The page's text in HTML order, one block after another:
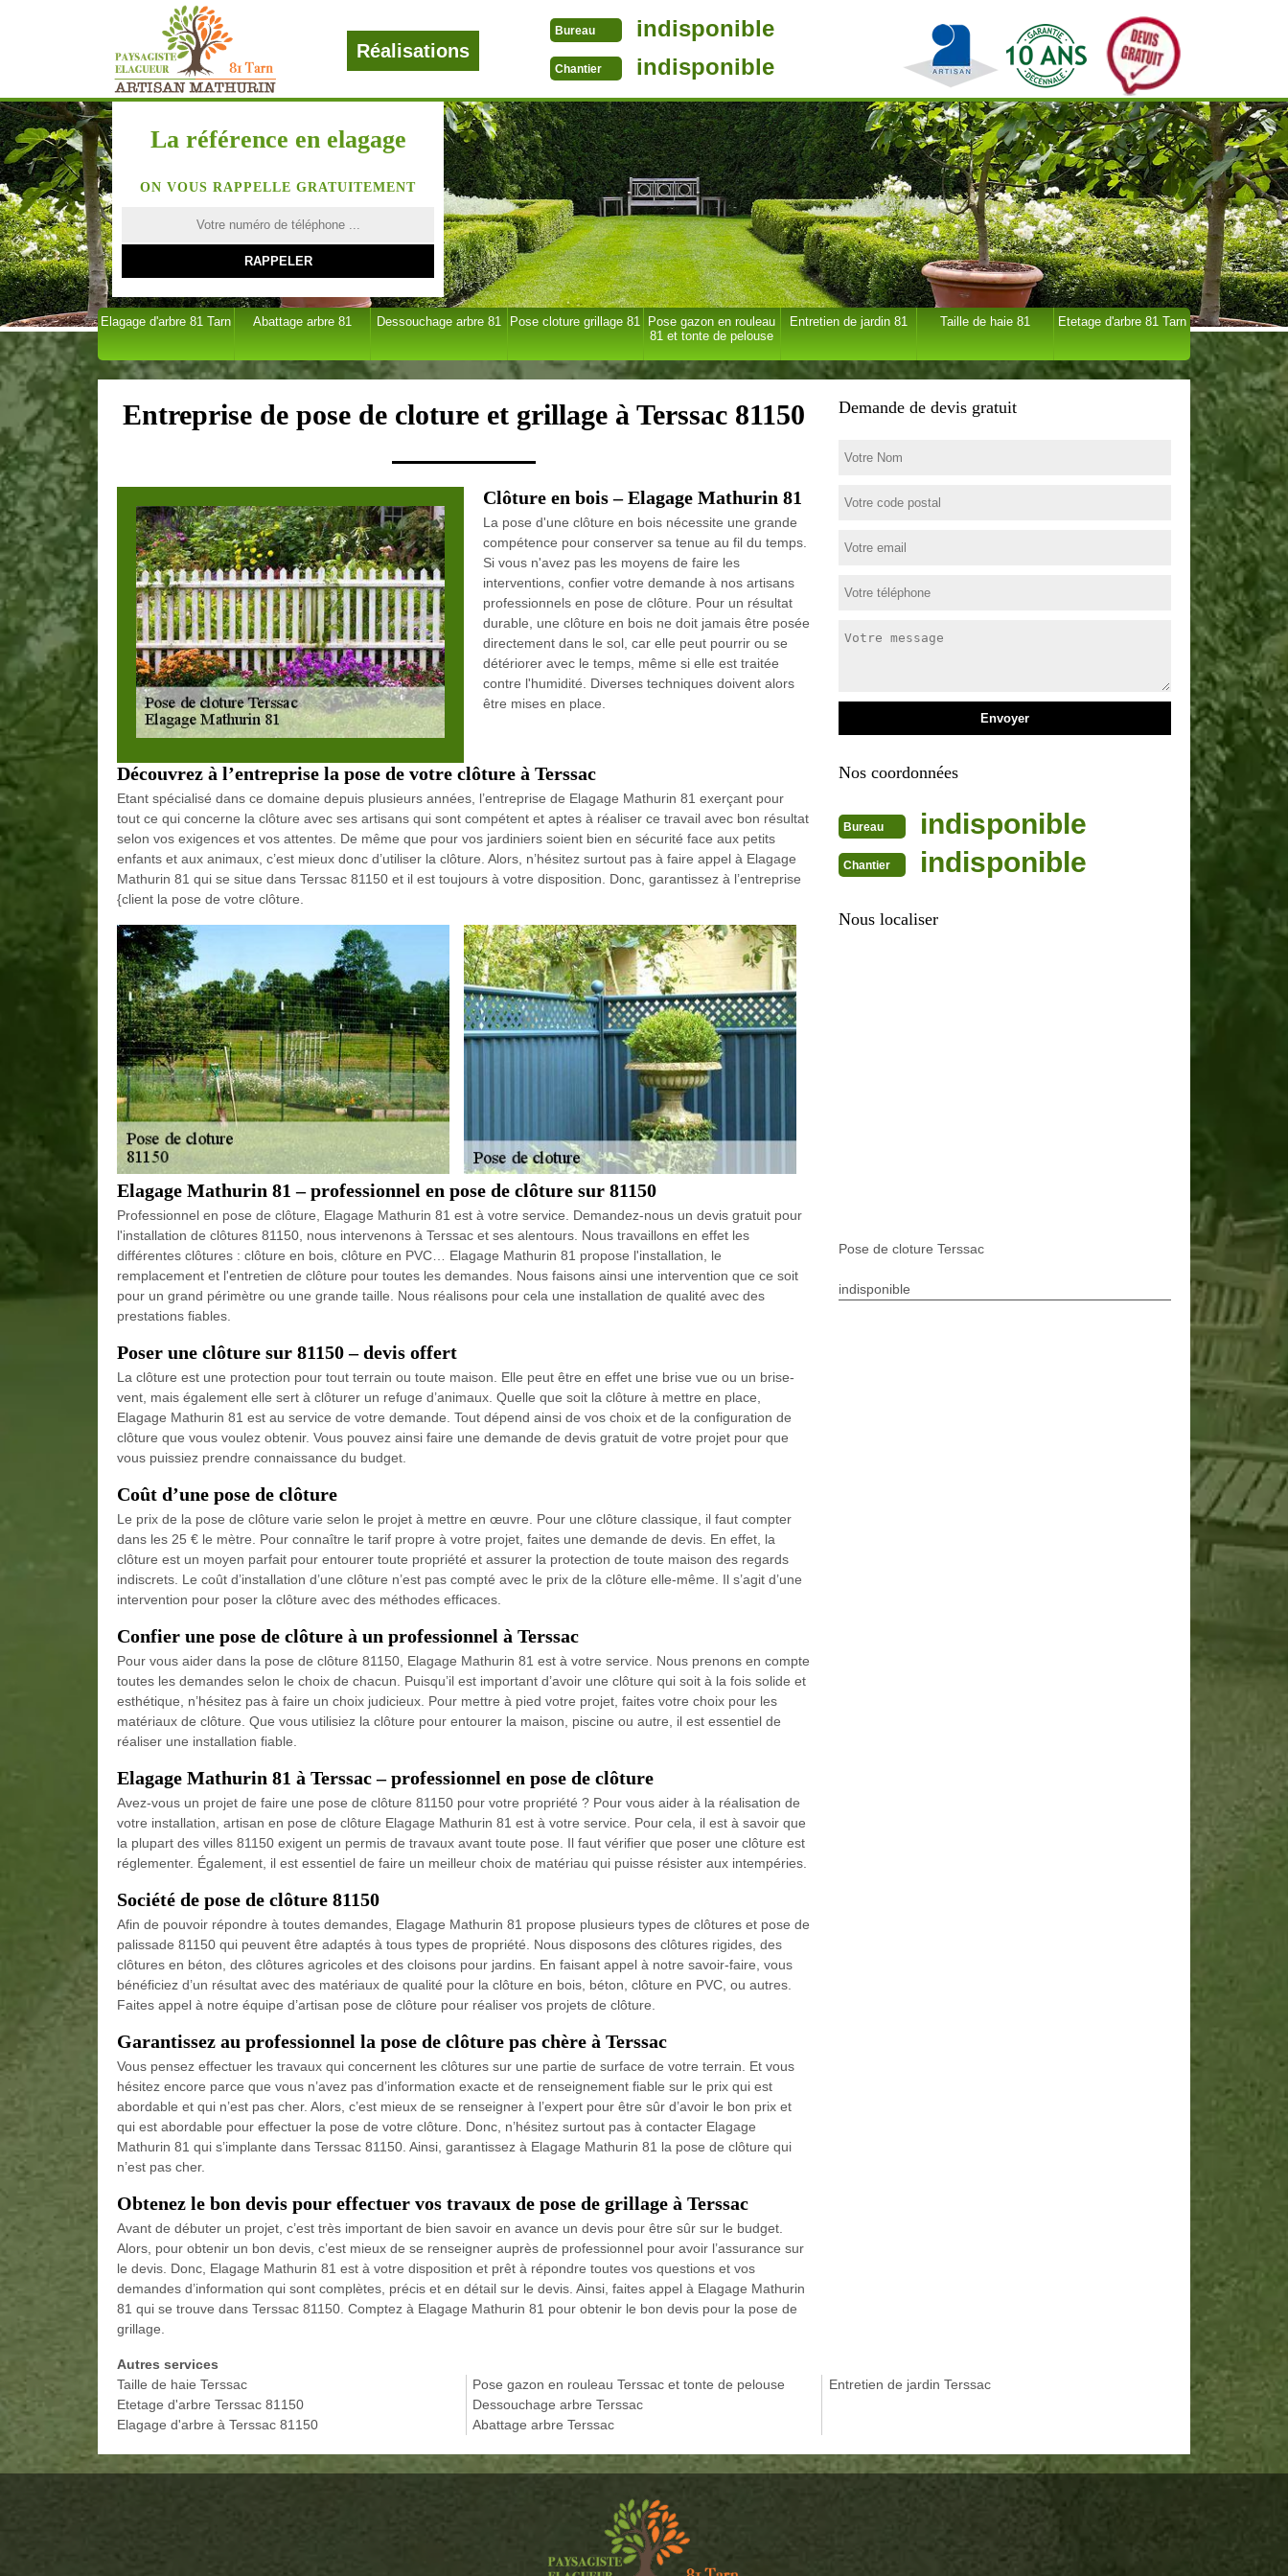
Réalisations
Bureau indisponible
Chantier indisponible
La référence en elagage
ON VOUS RAPPELLE GRATUITEMENT
Elagage d'arbre 81 Tarn Abattage arbre 81 Dessouchage arbre 81 Pose cloture grillage 81
Pose gazon en rouleau
81 et tonte de pelouse
Entretien de jardin 81 Taille de haie 81 Etetage d'arbre 81 Tarn
Entreprise de pose de cloture et grillage à Terssac 81150
Clôture en bois – Elagage Mathurin 81
La pose d'une clôture en bois nécessite une grande
compétence pour conserver sa tenue au fil du temps.
Si vous n'avez pas les moyens de faire les
interventions, confier votre demande à nos artisans
professionnels en pose de clôture. Pour un résultat
durable, une clôture en bois ne doit jamais être posée
directement dans le sol, car elle peut pourrir ou se
détériorer avec le temps, même si elle est traitée
contre l'humidité. Diverses techniques doivent alors
être mises en place.
Découvrez à l’entreprise la pose de votre clôture à Terssac
Etant spécialisé dans ce domaine depuis plusieurs années, l’entreprise de Elagage Mathurin 81 exerçant pour
tout ce qui concerne la clôture avec ses artisans qui sont compétent et aptes à réaliser ce travail avec bon résultat
selon vos exigences et vos attentes. De même que pour vos jardiniers soient bien en sécurité face aux petits
enfants et aux animaux, c’est mieux donc d’utiliser la clôture. Alors, n’hésitez surtout pas à faire appel à Elagage
Mathurin 81 qui se situe dans Terssac 81150 et il est toujours à votre disposition. Donc, garantissez à l’entreprise
{client la pose de votre clôture.
Elagage Mathurin 81 – professionnel en pose de clôture sur 81150
Professionnel en pose de clôture, Elagage Mathurin 81 est à votre service. Demandez-nous un devis gratuit pour
l'installation de clôtures 81150, nous intervenons à Terssac et ses alentours. Nous travaillons en effet les
différentes clôtures : clôture en bois, clôture en PVC… Elagage Mathurin 81 propose l'installation, le
remplacement et l'entretien de clôture pour toutes les demandes. Nous faisons ainsi une intervention que ce soit
pour un grand périmètre ou une grande taille. Nous réalisons pour cela une installation de qualité avec des
prestations fiables.
Poser une clôture sur 81150 – devis offert
La clôture est une protection pour tout terrain ou toute maison. Elle peut être en effet une brise vue ou un brise-
vent, mais également elle sert à clôturer un refuge d’animaux. Quelle que soit la clôture à mettre en place,
Elagage Mathurin 81 est au service de votre demande. Tout dépend ainsi de vos choix et de la configuration de
clôture que vous voulez obtenir. Vous pouvez ainsi faire une demande de devis gratuit de votre projet pour que
vous puissiez prendre connaissance du budget.
Coût d’une pose de clôture
Le prix de la pose de clôture varie selon le projet à mettre en œuvre. Pour une clôture classique, il faut compter
dans les 25 € le mètre. Pour connaître le tarif propre à votre projet, faites une demande de devis. En effet, la
clôture est un moyen parfait pour entourer toute propriété et assurer la protection de toute maison des regards
indiscrets. Le coût d’installation d’une clôture n’est pas compté avec le prix de la clôture elle-même. Il s’agit d’une
intervention pour poser la clôture avec des méthodes efficaces.
Confier une pose de clôture à un professionnel à Terssac
Pour vous aider dans la pose de clôture 81150, Elagage Mathurin 81 est à votre service. Nous prenons en compte
toutes les demandes selon le choix de chacun. Puisqu’il est important d’avoir une clôture qui soit à la fois solide et
esthétique, n’hésitez pas à faire un choix judicieux. Pour mettre à pied votre projet, faites votre choix pour les
matériaux de clôture. Que vous utilisiez la clôture pour entourer la maison, piscine ou autre, il est essentiel de
réaliser une installation fiable.
Elagage Mathurin 81 à Terssac – professionnel en pose de clôture
Avez-vous un projet de faire une pose de clôture 81150 pour votre propriété ? Pour vous aider à la réalisation de
votre installation, artisan en pose de clôture Elagage Mathurin 81 est à votre service. Pour cela, il est à savoir que
la plupart des villes 81150 exigent un permis de travaux avant toute pose. Il faut vérifier que poser une clôture est
réglementer. Également, il est essentiel de faire un meilleur choix de matériau qui puisse résister aux intempéries.
Société de pose de clôture 81150
Afin de pouvoir répondre à toutes demandes, Elagage Mathurin 81 propose plusieurs types de clôtures et pose de
palissade 81150 qui peuvent être adaptés à tous types de propriété. Nous disposons des clôtures rigides, des
clôtures en béton, des clôtures agricoles et des cloisons pour jardins. En faisant appel à notre savoir-faire, vous
bénéficiez d’un résultat avec des matériaux de qualité pour la clôture en bois, béton, clôture en PVC, ou autres.
Faites appel à notre équipe d’artisan pose de clôture pour réaliser vos projets de clôture.
Garantissez au professionnel la pose de clôture pas chère à Terssac
Vous pensez effectuer les travaux qui concernent les clôtures sur une partie de surface de votre terrain. Et vous
hésitez encore parce que vous n’avez pas d’information exacte et de renseignement fiable sur le prix qui est
abordable et qui n’est pas cher. Alors, c’est mieux de se renseigner à l’expert pour être sûr d’avoir le bon prix et
qui est abordable pour effectuer la pose de votre clôture. Donc, n’hésitez surtout pas à contacter Elagage
Mathurin 81 qui s’implante dans Terssac 81150. Ainsi, garantissez à Elagage Mathurin 81 la pose de clôture qui
n’est pas cher.
Obtenez le bon devis pour effectuer vos travaux de pose de grillage à Terssac
Avant de débuter un projet, c’est très important de bien savoir en avance un devis pour être sûr sur le budget.
Alors, pour obtenir un bon devis, c’est mieux de se renseigner auprès de professionnel pour avoir l’assurance sur
le devis. Donc, Elagage Mathurin 81 est à votre disposition et prêt à répondre toutes vos questions et vos
demandes d’information qui sont complètes, précis et en détail sur le devis. Ainsi, faites appel à Elagage Mathurin
81 qui se trouve dans Terssac 81150. Comptez à Elagage Mathurin 81 pour obtenir le bon devis pour la pose de
grillage.
Demande de devis gratuit
Nos coordonnées
Bureau indisponible
Chantier indisponible
Nous localiser
Pose de cloture Terssac
indisponible
Autres services
Taille de haie Terssac
Etetage d'arbre Terssac 81150
Elagage d'arbre à Terssac 81150
Pose gazon en rouleau Terssac et tonte de pelouse
Dessouchage arbre Terssac
Abattage arbre Terssac
Entretien de jardin Terssac